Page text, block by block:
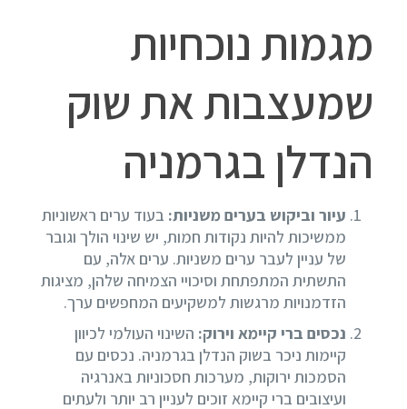
מגמות נוכחיות
שמעצבות את שוק
הנדלן בגרמניה
עיור וביקוש בערים משניות: בעוד ערים ראשוניות
ממשיכות להיות נקודות חמות, יש שינוי הולך וגובר
של עניין לעבר ערים משניות. ערים אלה, עם
התשתית המתפתחת וסיכויי הצמיחה שלהן, מציגות
הזדמנויות מרגשות למשקיעים המחפשים ערך.
נכסים ברי קיימא וירוק: השינוי העולמי לכיוון
קיימות ניכר בשוק הנדלן בגרמניה. נכסים עם
הסמכות ירוקות, מערכות חסכוניות באנרגיה
ועיצובים ברי קיימא זוכים לעניין רב יותר ולעתים